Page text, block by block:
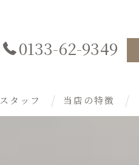
0133-62-9349
スタッフ 当店の特徴